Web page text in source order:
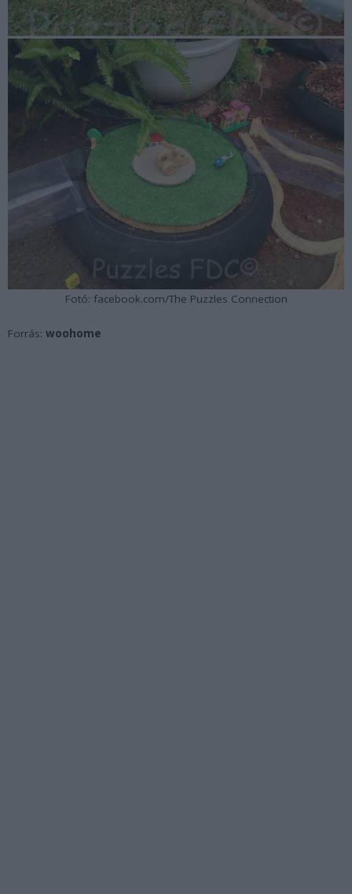
Fotó: facebook.com/The Puzzles Connection
Forrás: woohome